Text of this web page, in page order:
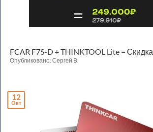
FCAR F7S-D + THINKTOOL Lite = Скидка
Опубликовано: Сергей В.
12
Окт